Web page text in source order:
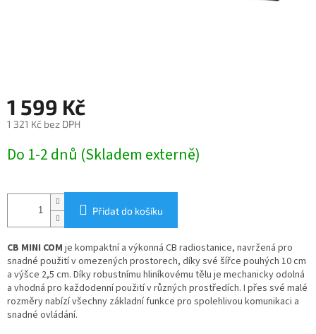
1 599 Kč
1 321 Kč bez DPH
cena:
Do 1-2 dnů (Skladem externě)
Přidat do košíku
CB MINI COM je kompaktní a výkonná CB radiostanice, navržená pro
snadné použití v omezených prostorech, díky své šířce pouhých 10 cm
a výšce 2,5 cm. Díky robustnímu hliníkovému tělu je mechanicky odolná
a vhodná pro každodenní použití v různých prostředích. I přes své malé
rozměry nabízí všechny základní funkce pro spolehlivou komunikaci a
snadné ovládání.